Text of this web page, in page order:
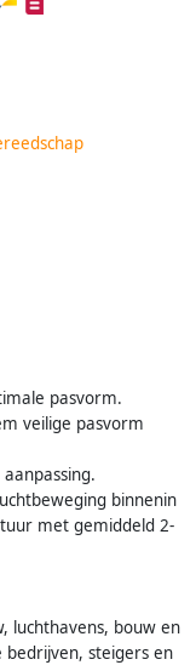
pasvorm.
veilige pasvorm
binnenin
met gemiddeld 2-
luchthavens, bouw en
bedrijven, steigers en